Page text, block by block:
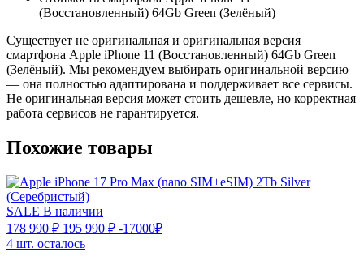
(Восстановленный) 64Gb Green (Зелёный)
Существует не оригинальная и оригинальная версия
смартфона Apple iPhone 11 (Восстановленный) 64Gb Green
(Зелёный). Мы рекомендуем выбирать оригинальной версию
— она полностью адаптирована и поддерживает все сервисы.
Не оригинальная версия может стоить дешевле, но корректная
работа сервисов не гарантируется.
Похожие товары
SALE В наличии
178 990 ₽ 195 990 ₽ -17000₽
4 шт. осталось